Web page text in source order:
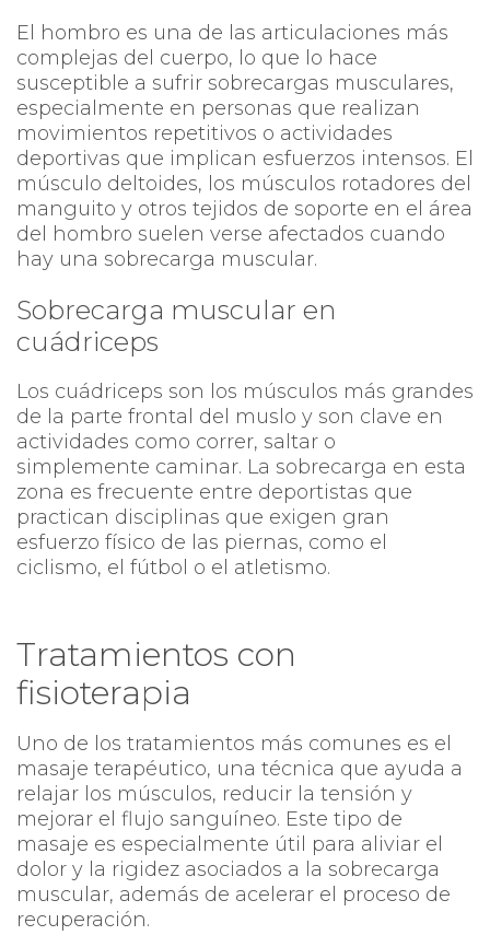
El hombro es una de las articulaciones más
complejas del cuerpo, lo que lo hace
susceptible a sufrir sobrecargas musculares,
especialmente en personas que realizan
movimientos repetitivos o actividades
deportivas que implican esfuerzos intensos. El
músculo deltoides, los músculos rotadores del
manguito y otros tejidos de soporte en el área
del hombro suelen verse afectados cuando
hay una sobrecarga muscular.
Sobrecarga muscular en
cuádriceps
Los cuádriceps son los músculos más grandes
de la parte frontal del muslo y son clave en
actividades como correr, saltar o
simplemente caminar. La sobrecarga en esta
zona es frecuente entre deportistas que
practican disciplinas que exigen gran
esfuerzo físico de las piernas, como el
ciclismo, el fútbol o el atletismo.
Tratamientos con
fisioterapia
Uno de los tratamientos más comunes es el
masaje terapéutico, una técnica que ayuda a
relajar los músculos, reducir la tensión y
mejorar el flujo sanguíneo. Este tipo de
masaje es especialmente útil para aliviar el
dolor y la rigidez asociados a la sobrecarga
muscular, además de acelerar el proceso de
recuperación.